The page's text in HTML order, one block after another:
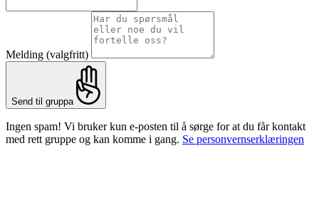
Melding (valgfritt)
Send til gruppa
Ingen spam! Vi bruker kun e-posten til å sørge for at du får kontakt
med rett gruppe og kan komme i gang. Se personvernserklæringen